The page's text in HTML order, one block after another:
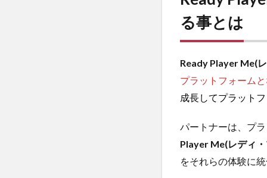
る事とは
Ready Player Me(
プラットフォーム
成長してプラット
パートナーは、プ
Player Me(レディ
をそれらの体験に